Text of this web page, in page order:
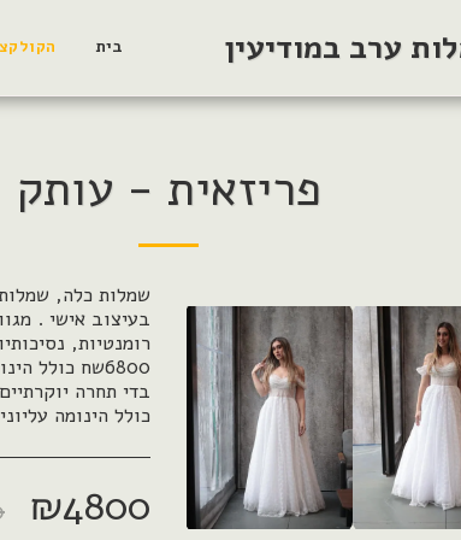
ערב במודיעין בית
פריזאית - עותק
שמלות כלה,
בעיצוב אישי .
6800שח כולל
בדי תחרה
כולל הינומה
₪4800